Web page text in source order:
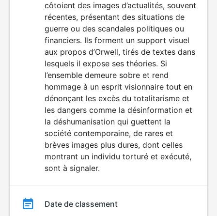
côtoient des images d’actualités, souvent
récentes, présentant des situations de
guerre ou des scandales politiques ou
financiers. Ils forment un support visuel
aux propos d’Orwell, tirés de textes dans
lesquels il expose ses théories. Si
l’ensemble demeure sobre et rend
hommage à un esprit visionnaire tout en
dénonçant les excès du totalitarisme et
les dangers comme la désinformation et
la déshumanisation qui guettent la
société contemporaine, de rares et
brèves images plus dures, dont celles
montrant un individu torturé et exécuté,
sont à signaler.
Date de classement